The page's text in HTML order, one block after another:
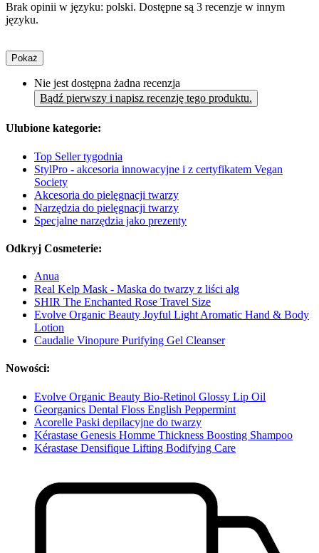
Brak opinii w języku: polski. Dostępne są 3 recenzje w innym
języku.
Pokaż
Nie jest dostępna żadna recenzja
Bądź pierwszy i napisz recenzję tego produktu.
Ulubione kategorie:
Top Seller tygodnia
StylPro - akcesoria innowacyjne i z certyfikatem Vegan
Society
Akcesoria do pielęgnacji twarzy
Narzędzia do pielęgnacji twarzy
Specjalne narzędzia jako prezenty
Odkryj Cosmeterie:
Anua
Real Kelp Mask - Maska do twarzy z liści alg
SHIR The Enchanted Rose Travel Size
Evolve Organic Beauty Joyful Light Aromatic Hand & Body
Lotion
Caudalie Vinopure Purifying Gel Cleanser
Nowości:
Evolve Organic Beauty Bio-Retinol Glossy Lip Oil
Georganics Dental Floss English Peppermint
Acorelle Paski depilacyjne do twarzy
Kérastase Genesis Homme Thickness Boosting Shampoo
Kérastase Densifique Lifting Bodifying Care